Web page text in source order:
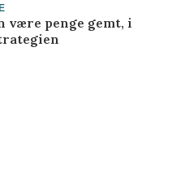
være penge gemt, i